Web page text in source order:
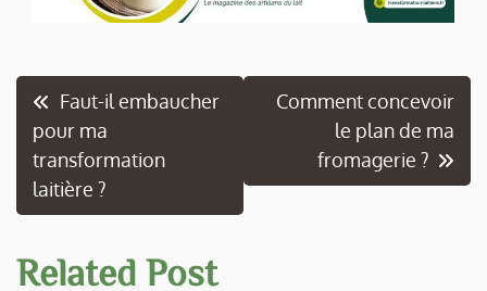
Navigation
de
l’article
Faut-il embaucher
pour ma
transformation
laitière ?
Comment concevoir
le plan de ma
fromagerie ?
Related Post